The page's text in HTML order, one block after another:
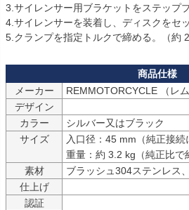
3.サイレンサー用ブラケットをステップ
4.サイレンサーを装着し、ディスクをセッ
5.クランプを指定トルクで締める。（約
メーカー
デザイン
カラー
シルバー又はブラック
サイズ
入口径：45 mm（純正接続
重量：約 3.2 kg（純正比で
素材
ブラッシュ304ステンレス
仕上げ
認証